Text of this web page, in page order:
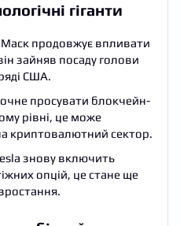
гіганти
Маск продовжує впливати
зайняв посаду голови
США.
просувати блокчейн-
рівні, це може
криптовалютний сектор.
знову включить
опцій, це стане ще